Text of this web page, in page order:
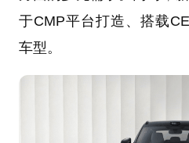
于CMP平台打造、搭载
车型。